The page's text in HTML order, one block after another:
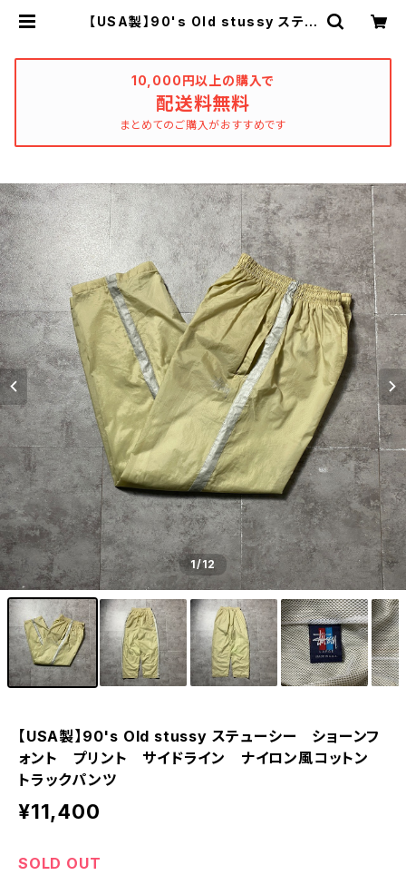
【USA製】90's Old stussy ステュ
ン トラックパンツ | used_clothi
ng_katharsis
10,000円以上の購入で
配送料無料
まとめてのご購入がおすすめです
1/12
【USA製】90's Old stussy ステューシー ショーンフ
ォント プリント サイドライン ナイロン風コットン
トラックパンツ
¥11,400
SOLD OUT